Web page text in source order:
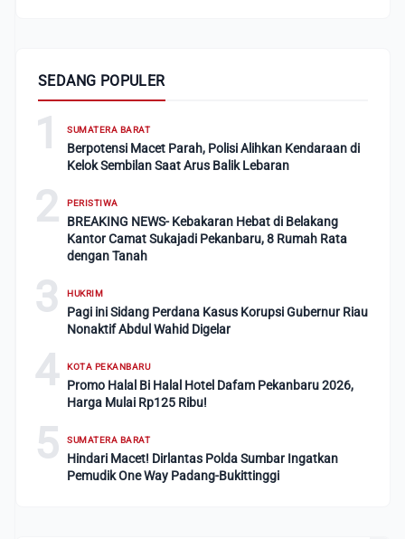
SEDANG POPULER
1 SUMATERA BARAT
Berpotensi Macet Parah, Polisi Alihkan Kendaraan di
Kelok Sembilan Saat Arus Balik Lebaran
2 PERISTIWA
BREAKING NEWS- Kebakaran Hebat di Belakang
Kantor Camat Sukajadi Pekanbaru, 8 Rumah Rata
dengan Tanah
3 HUKRIM
Pagi ini Sidang Perdana Kasus Korupsi Gubernur Riau
Nonaktif Abdul Wahid Digelar
4 KOTA PEKANBARU
Promo Halal Bi Halal Hotel Dafam Pekanbaru 2026,
Harga Mulai Rp125 Ribu!
5 SUMATERA BARAT
Hindari Macet! Dirlantas Polda Sumbar Ingatkan
Pemudik One Way Padang-Bukittinggi